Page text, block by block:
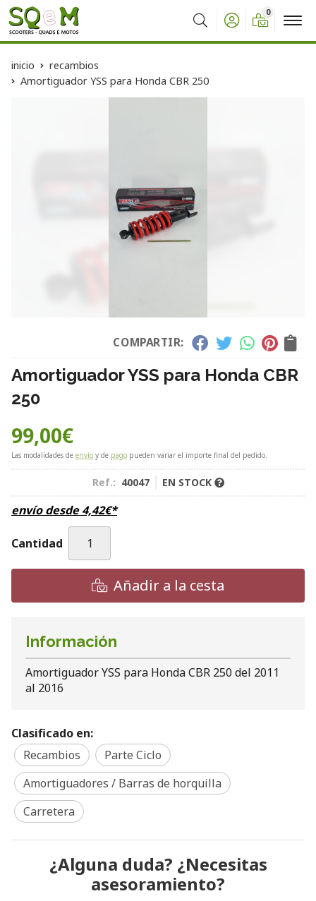
Buscar
0
inicio
recambios
Amortiguador YSS para Honda CBR 250
COMPARTIR:
Amortiguador YSS para Honda CBR
250
99,00€
Las modalidades de envío y de pago pueden variar el importe final del pedido.
Ref.: 40047 EN STOCK
envío desde4,42€*
Cantidad
Añadir a la cesta
Información
Amortiguador YSS para Honda CBR 250 del 2011
al 2016
Clasificado en:
Recambios
Parte Ciclo
Amortiguadores / Barras de horquilla
Carretera
¿Alguna duda? ¿Necesitas
asesoramiento?